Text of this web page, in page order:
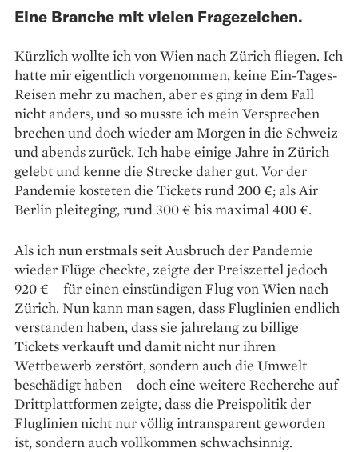
Eine Branche mit vielen Fragezeichen.
Kürzlich wollte ich von Wien nach Zürich fliegen. Ich
hatte mir eigentlich vorgenommen, keine Ein-Tages-
Reisen mehr zu machen, aber es ging in dem Fall
nicht anders, und so musste ich mein Versprechen
brechen und doch wieder am Morgen in die Schweiz
und abends zurück. Ich habe einige Jahre in Zürich
gelebt und kenne die Strecke daher gut. Vor der
Pandemie kosteten die Tickets rund 200 €; als Air
Berlin pleiteging, rund 300 € bis maximal 400 €.
Als ich nun erstmals seit Ausbruch der Pandemie
wieder Flüge checkte, zeigte der Preiszettel jedoch
920 € – für einen einstündigen Flug von Wien nach
Zürich. Nun kann man sagen, dass Fluglinien endlich
verstanden haben, dass sie jahrelang zu billige
Tickets verkauft und damit nicht nur ihren
Wettbewerb zerstört, sondern auch die Umwelt
beschädigt haben – doch eine weitere Recherche auf
Drittplatt­formen zeigte, dass die Preispolitik der
Fluglinien nicht nur völlig intransparent geworden
ist, sondern auch vollkommen schwachsinnig.